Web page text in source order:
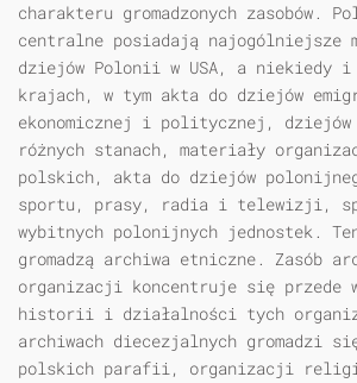
charakteru gromadzonych zasobów.
centralne posiadają najogólniejsze
dziejów Polonii w USA, a niekiedy i
krajach, w tym akta do dziejów
ekonomicznej i politycznej,
różnych stanach, materiały
polskich, akta do dziejów
sportu, prasy, radia i telewizji,
wybitnych polonijnych jednostek.
gromadzą archiwa etniczne. Zasób
organizacji koncentruje się przede
historii i działalności tych
archiwach diecezjalnych gromadzi
polskich parafii, organizacji